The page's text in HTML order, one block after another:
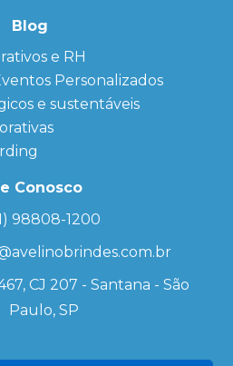
personalizados
Brindes
Corporativos
Térmicos
Especiais
Ecobag
Personalizada
Kits
Blog
e RH
Personalizados
e sustentáveis
Conosco
98808-1200
CJ 207 - Santana - São
Paulo, SP